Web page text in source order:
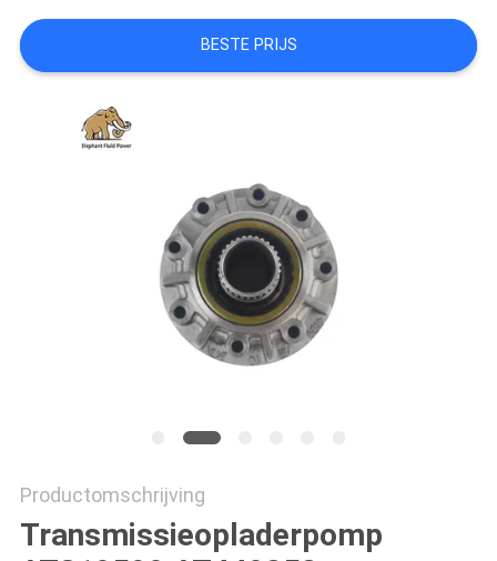
PRIVACY
BESTE PRIJS
Productomschrijving
Transmissieopladerpomp